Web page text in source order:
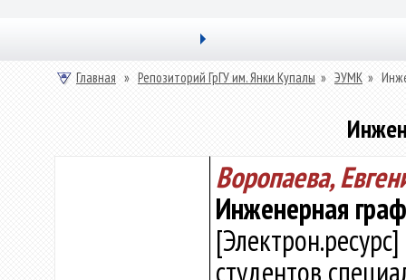
Главная » Репозиторий ГрГУ им. Янки Купалы » ЭУМК »
Воропаева,
Инженерная
студентов